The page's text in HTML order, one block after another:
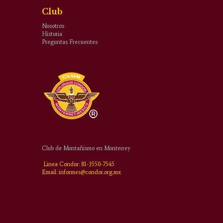
Club
Nosotros
Historia
Preguntas Frecuentes
Club de Montañismo en Monterrey
Linea Condor: 81-3550-7545
Email: informes@condor.org.mx